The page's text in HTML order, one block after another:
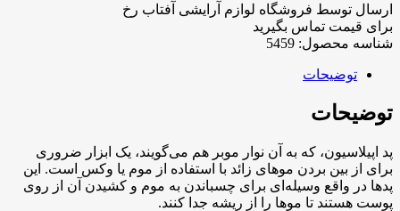
ارسال توسط فروشگاه لوازم آرایشی آفتاب رخ
برای قیمت تماس بگیرید
شناسه محصول: 5459
توضیحات
توضیحات
پد اپیلاسیون، که به آن نوار موبر هم می‌گویند، یک ابزار ضروری
برای از بین بردن موهای زائد با استفاده از موم یا وکس است. این
پدها در واقع وسیله‌ای برای چسباندن به موم و کشیدن آن از روی
پوست هستند تا موها را از ریشه جدا کنند.